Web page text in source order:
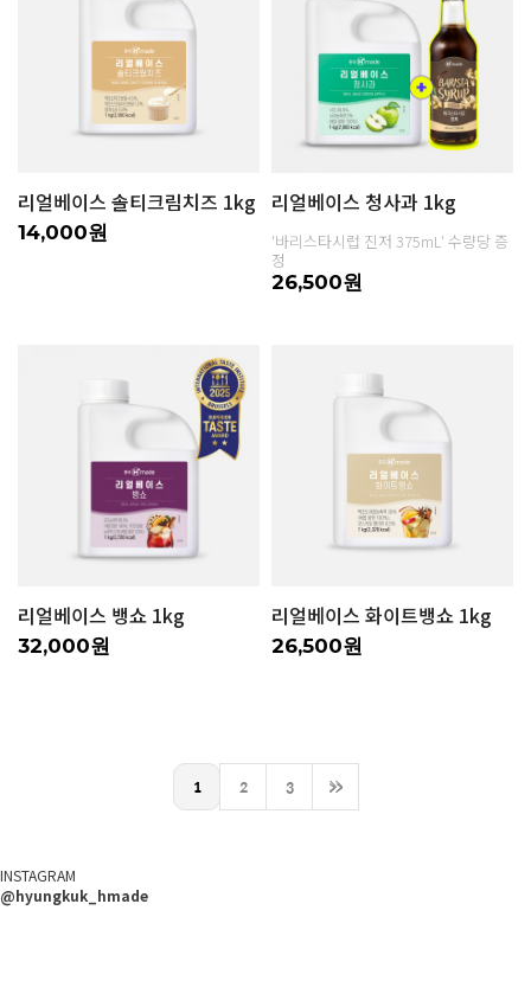
리얼베이스 솔티크림치즈 1kg
14,000원
리얼베이스 청사과 1kg
'바리스타시럽 진저 375mL' 수량당 증
정
26,500원
리얼베이스 뱅쇼 1kg
32,000원
리얼베이스 화이트뱅쇼 1kg
26,500원
1 2 3 >>
INSTAGRAM
@hyungkuk_hmade